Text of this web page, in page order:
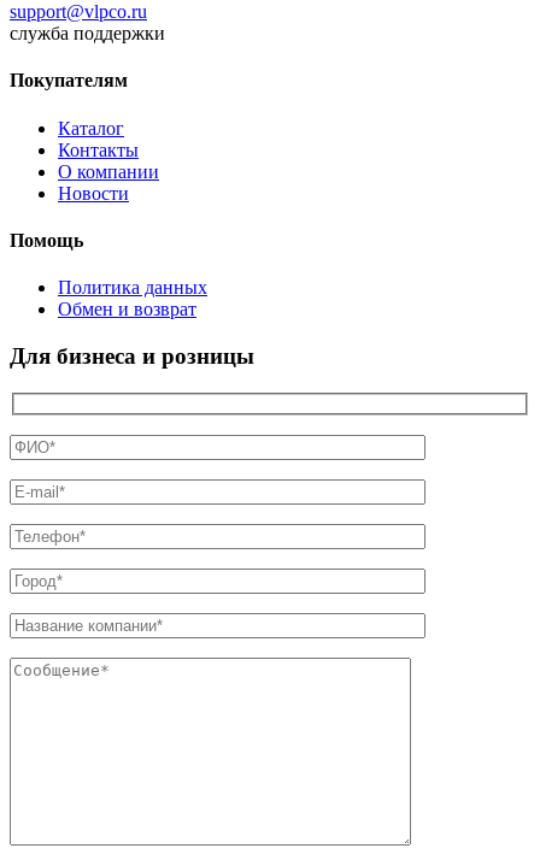
support@vlpco.ru
служба поддержки
Покупателям
Каталог
Контакты
О компании
Новости
Помощь
Политика данных
Обмен и возврат
Для бизнеса и розницы